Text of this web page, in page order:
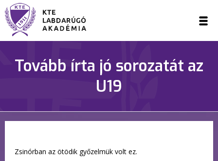
Tovább írta jó sorozatát az
U19
Zsinórban az ötödik győzelmük volt ez.